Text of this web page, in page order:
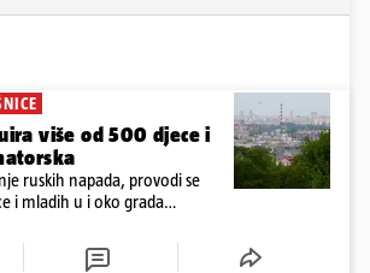
više od 500 djece i
ruskih napada, provodi se
i mladih u i oko grada